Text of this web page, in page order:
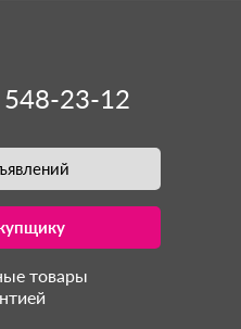
23-12
товары